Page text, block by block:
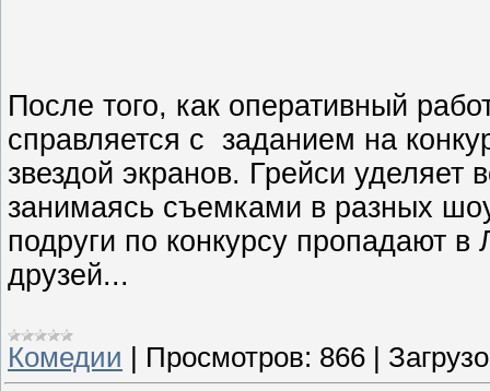
После того, как оперативный
справляется с заданием на
звездой экранов. Грейси
занимаясь съемками в разных
подруги по конкурсу пропадают
друзей...
Комедии | Просмотров: 866 |